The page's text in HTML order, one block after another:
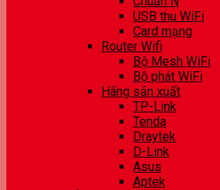
USB thu WiFi
Card mạng
Router Wifi
Bộ Mesh WiFi
Bộ phát WiFi
Hãng sản xuất
TP-Link
Tenda
Draytek
D-Link
Asus
Aptek